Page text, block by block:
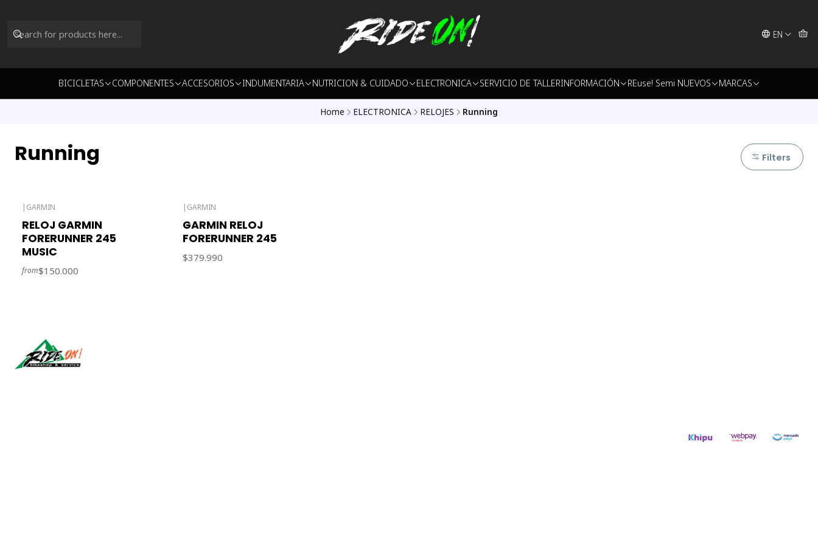
EN
BICICLETAS COMPONENTES ACCESORIOS INDUMENTARIA NUTRICION & CUIDADO ELECTRONICA SERVICIO DE TALLERINFORMACIÓN REuse! Semi NUEVOS MARCAS
Home ELECTRONICA RELOJES Running
Running Filters
| GARMIN
RELOJ GARMIN
FORERUNNER 245
MUSIC
from$150.000
| GARMIN
GARMIN RELOJ
FORERUNNER 245
$379.990